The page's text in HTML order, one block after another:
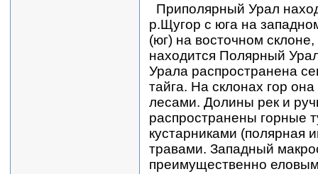
Приполярный Урал
р.Щугор с юга на
(юг) на восточном
находится Полярный
Урала распространена
тайга. На склонах гор
лесами. Долины рек и
распространены горные
кустарниками (полярная
травами. Западный
преимущественно